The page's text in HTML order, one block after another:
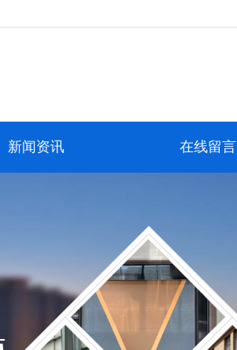
新闻资讯 在线留言